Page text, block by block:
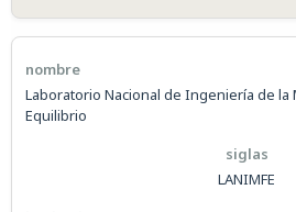
Laboratorio Nacional de Ingeniería de la
Equilibrio
LANIMFE